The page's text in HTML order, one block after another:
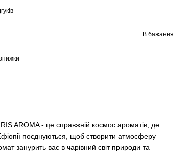
В бажання
AROMA - це справжній космос ароматів, де
поєднуються, щоб створити атмосферу
занурить вас в чарівний світ природи та